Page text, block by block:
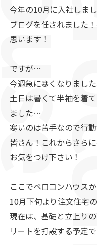
今年の10月に入社しまし
ブログを任されました
思います！
ですが…
今週急に寒くなりまし
土日は暑くて半袖を着
ました…
寒いのは苦手なので行
皆さん！これからさら
お気をつけ下さい！
ここでベロコンハウス
10月下旬より注文住宅
現在は、基礎と立上り
リートを打設する予定で